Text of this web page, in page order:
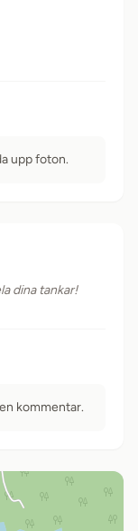
upp foton.
dina tankar!
kommentar.